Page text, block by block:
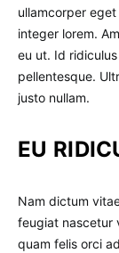
ullamcorper
integer lorem.
eu ut. Id
pellentesque.
justo nullam.
EU
Nam dictum
feugiat nascetur
quam felis orci